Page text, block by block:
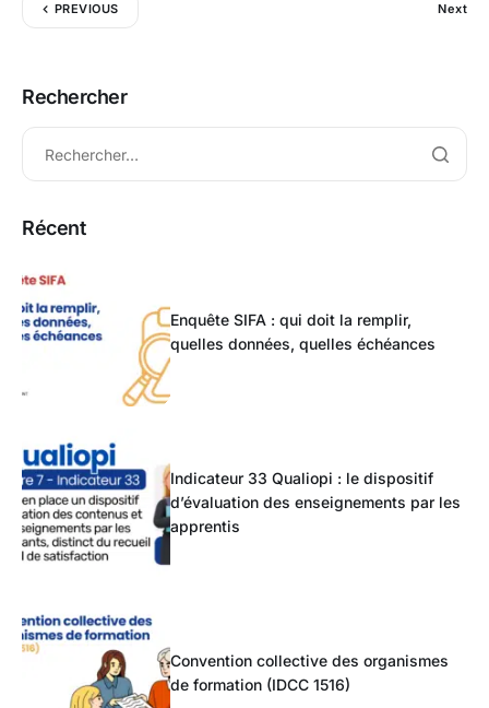
PREVIOUS Next
Rechercher
Récent
Enquête SIFA : qui doit la remplir,
quelles données, quelles échéances
Indicateur 33 Qualiopi : le dispositif
d’évaluation des enseignements par les
apprentis
Convention collective des organismes
de formation (IDCC 1516)